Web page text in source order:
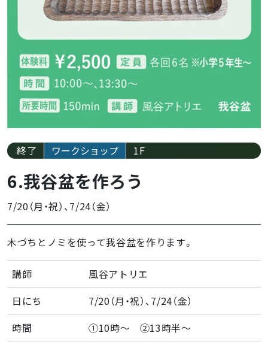
終了 ワークショップ 1F
6.我谷盆を作ろう
7/20（月・祝）、7/24（金）
木づちとノミを使って我谷盆を作ります。
講師
風谷アトリエ
日にち
7/20（月・祝）、7/24（金）
時間
①10時〜 ②13時半〜